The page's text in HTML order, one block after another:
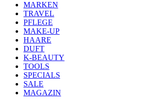
MARKEN
TRAVEL
PFLEGE
MAKE-UP
HAARE
DUFT
K-BEAUTY
TOOLS
SPECIALS
SALE
MAGAZIN